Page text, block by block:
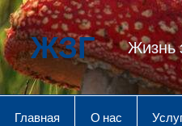
Перейти
к
содержимому
ЖЗГ Жизнь
Главная О нас